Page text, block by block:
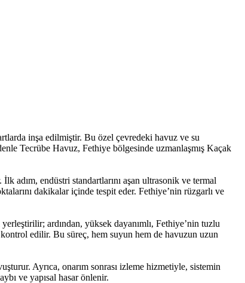
inşa edilmiştir. Bu özel çevredeki havuz ve su
Tecrübe Havuz, Fethiye bölgesinde uzmanlaşmış Kaçak
adım, endüstri standartlarını aşan ultrasonik ve termal
dakikalar içinde tespit eder. Fethiye’nin rüzgarlı ve
ardından, yüksek dayanımlı, Fethiye’nin tuzlu
edilir. Bu süreç, hem suyun hem de havuzun uzun
Ayrıca, onarım sonrası izleme hizmetiyle, sistemin
ve yapısal hasar önlenir.